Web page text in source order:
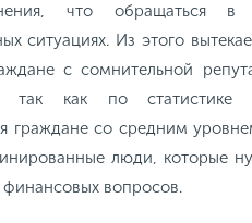
что обращаться в
ситуациях. Из этого
с сомнительной
так как по статистике
граждане со средним
люди, которые
вопросов.